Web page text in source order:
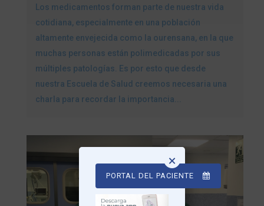
Los medicamentos forman parte de nuestra vida
cotidiana, especialmente en una población
altamente envejecida como la ourensana, en la que
muchas personas están polimedicadas por sus
múltiples patologías. Es por esto que desde
nuestra Escuela de Salud creemos necesaria una
charla para recordar la importancia...
PORTAL DEL PACIENTE
×